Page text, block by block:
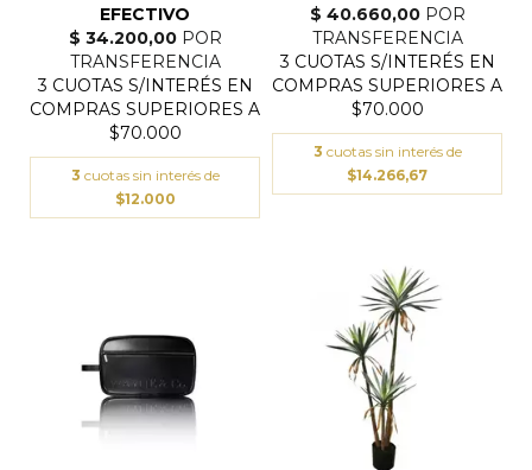
3 cuotas sin interés de
$12.000
3 cuotas sin interés de
$14.266,67